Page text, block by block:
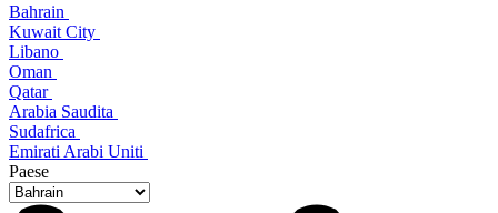
Bahrain
Kuwait City
Libano
Oman
Qatar
Arabia Saudita
Sudafrica
Emirati Arabi Uniti
Paese